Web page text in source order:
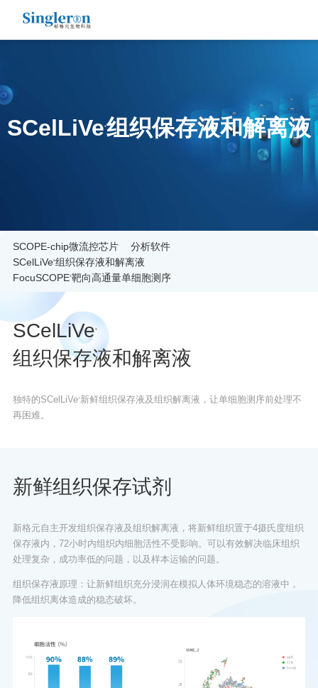
SCelLiVe ® 组织保存液和解离液
SCOPE-chip微流控芯片
分析软件
SCelLiVe ® 组织保存液和解离液
FocuSCOPE ® 靶向高通量单细胞测序
SCelLiVe ®
组织保存液和解离液
独特的SCelLiVe 新鲜组织保存液及组织解离液，让单细胞测序前处理不
再困难。
新鲜组织保存试剂
新格元自主开发组织保存液及组织解离液，将新鲜组织置于4摄氏度组织
保存液内，72小时内组织内细胞活性不受影响。可以有效解决临床组织
处理复杂，成功率低的问题，以及样本运输的问题。
组织保存液原理：让新鲜组织充分浸润在模拟人体环境稳态的溶液中，
降低组织离体造成的稳态破坏。